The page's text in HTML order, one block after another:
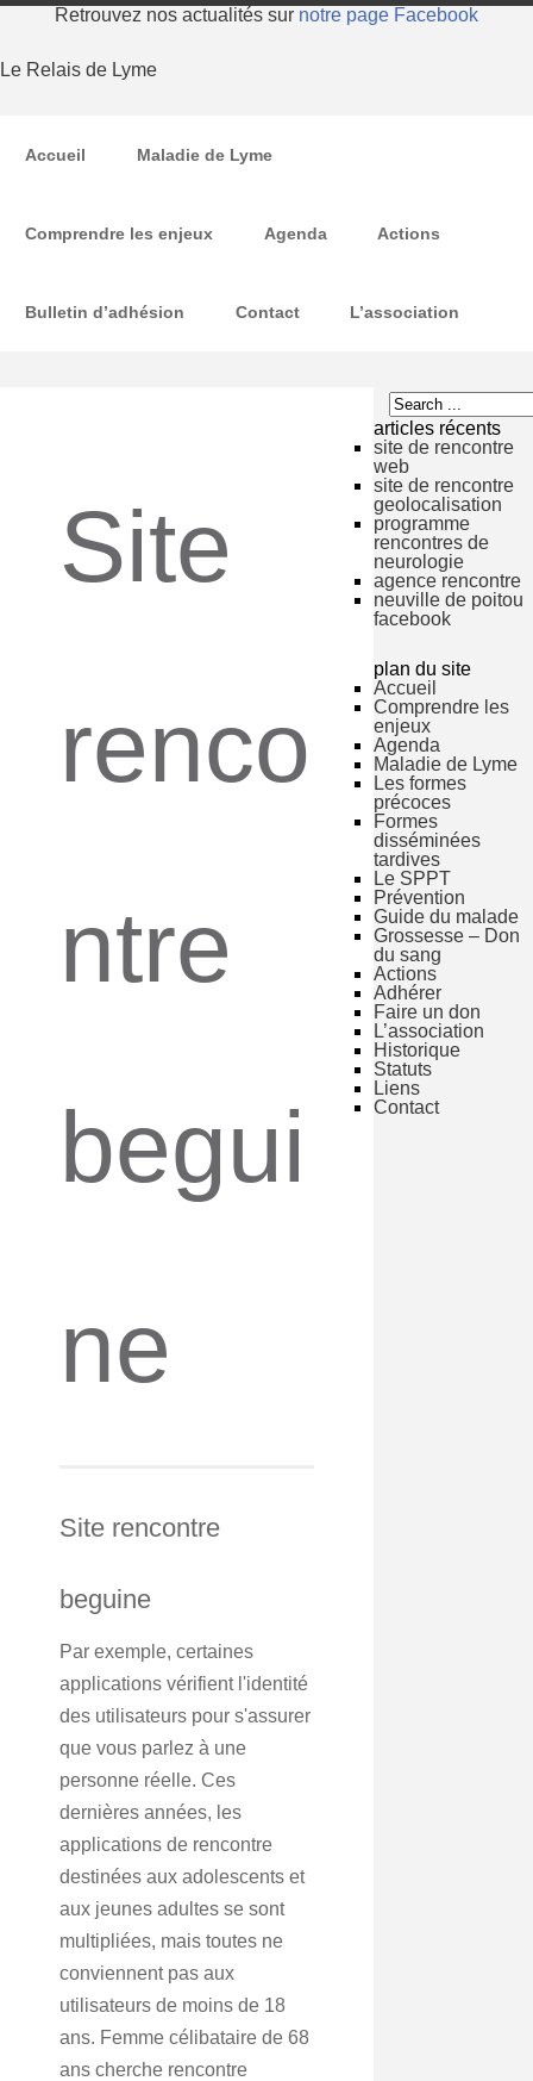
Retrouvez nos actualités sur notre page Facebook
Le Relais de Lyme
Accueil Maladie de Lyme
Comprendre les enjeux Agenda Actions
Bulletin d’adhésion Contact L’association
Site
renco
ntre
begui
ne
Site rencontre
beguine
Par exemple, certaines
applications vérifient l'identité
des utilisateurs pour s'assurer
que vous parlez à une
personne réelle. Ces
dernières années, les
applications de rencontre
destinées aux adolescents et
aux jeunes adultes se sont
multipliées, mais toutes ne
conviennent pas aux
utilisateurs de moins de 18
ans. Femme célibataire de 68
ans cherche rencontre
articles récents
site de rencontre
web
site de rencontre
geolocalisation
programme
rencontres de
neurologie
agence rencontre
neuville de poitou
facebook
plan du site
Accueil
Comprendre les
enjeux
Agenda
Maladie de Lyme
Les formes
précoces
Formes
disséminées
tardives
Le SPPT
Prévention
Guide du malade
Grossesse – Don
du sang
Actions
Adhérer
Faire un don
L’association
Historique
Statuts
Liens
Contact